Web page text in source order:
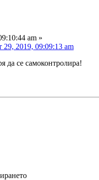
am »
2019, 09:09:13 am
да се самоконтролира!